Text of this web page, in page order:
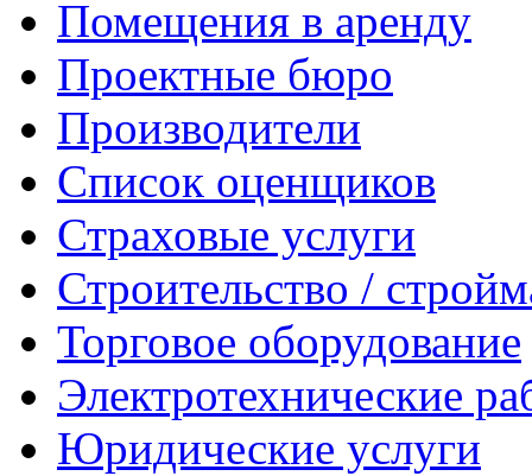
Помещения в аренду
Проектные бюро
Производители
Список оценщиков
Страховые услуги
Строительство /
Торговое оборудование
Электротехнические
Юридические услуги